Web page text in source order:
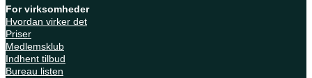
For virksomheder
Hvordan virker det
Priser
Medlemsklub
Indhent tilbud
Bureau listen